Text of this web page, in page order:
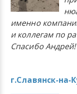
именно
и коллегам по
Спасибо Андрей!
г.Славянск-на-